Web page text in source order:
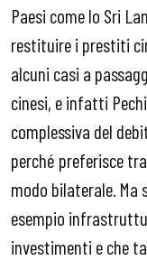
Paesi come lo Sri
restituire i prestiti
alcuni casi a
cinesi, e infatti
complessiva del
perché preferisce
modo bilaterale.
esempio
investimenti e che